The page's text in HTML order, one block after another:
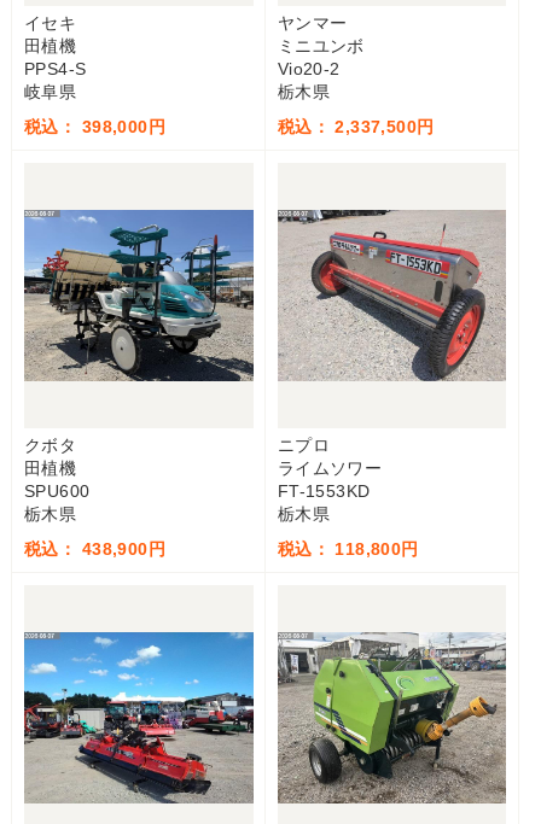
イセキ
田植機
PPS4-S
岐阜県
税込： 398,000円
ヤンマー
ミニユンボ
Vio20-2
栃木県
税込： 2,337,500円
クボタ
田植機
SPU600
栃木県
税込： 438,900円
ニプロ
ライムソワー
FT-1553KD
栃木県
税込： 118,800円